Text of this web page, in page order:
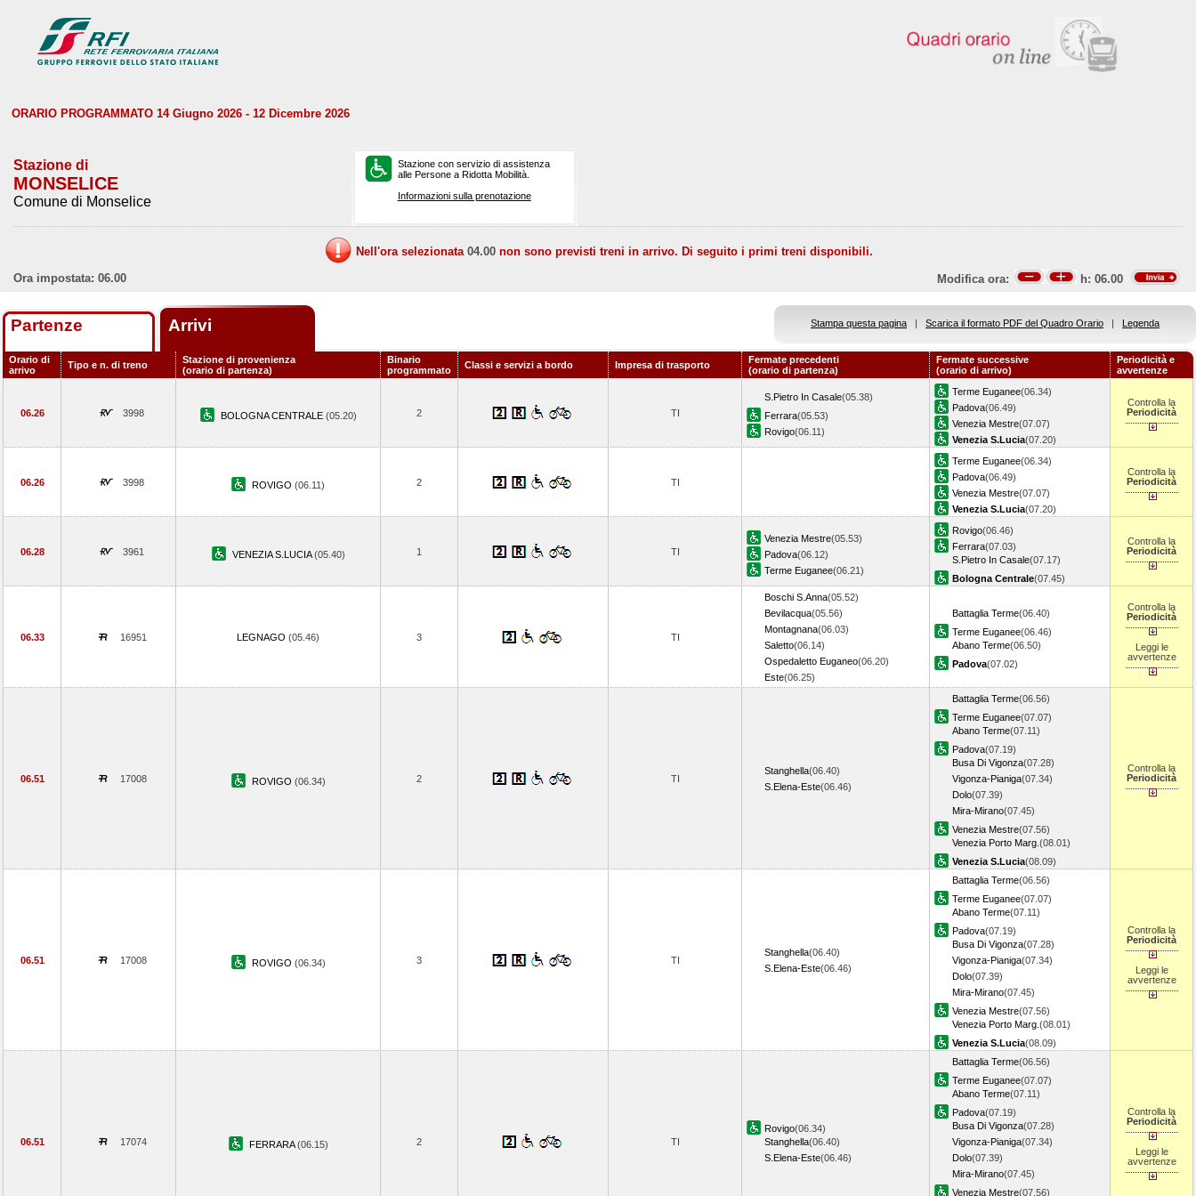
ORARIO PROGRAMMATO 14 Giugno 2026 - 12 Dicembre 2026
Stazione di
MONSELICE
Comune di Monselice
Stazione con servizio di assistenza
alle Persone a Ridotta Mobilità.
Informazioni sulla prenotazione
Nell'ora selezionata 04.00 non sono previsti treni in arrivo. Di seguito i primi treni disponibili.
Ora impostata: 06.00
Modifica ora: h: 06.00
Partenze Arrivi Stampa questa pagina | Scarica il formato PDF del Quadro Orario | Legenda
Orario di
arrivo
Tipo e n. di treno
Stazione di provenienza
(orario di partenza)
Binario
programmato
Classi e servizi a bordo Impresa di trasporto
Fermate precedenti
(orario di partenza)
Fermate successive
(orario di arrivo)
Periodicità e
avvertenze
06.26 3998 BOLOGNA CENTRALE (05.20) 2 TI
S.Pietro In Casale(05.38)
Ferrara(05.53)
Rovigo(06.11)
Terme Euganee(06.34)
Padova(06.49)
Venezia Mestre(07.07)
Venezia S.Lucia(07.20)
Controlla la
Periodicità
06.26 3998 ROVIGO (06.11) 2 TI
Terme Euganee(06.34)
Padova(06.49)
Venezia Mestre(07.07)
Venezia S.Lucia(07.20)
Controlla la
Periodicità
06.28 3961 VENEZIA S.LUCIA(05.40) 1 TI
Venezia Mestre(05.53)
Padova(06.12)
Terme Euganee(06.21)
Rovigo(06.46)
Ferrara(07.03)
S.Pietro In Casale(07.17)
Bologna Centrale(07.45)
Controlla la
Periodicità
06.33 16951 LEGNAGO (05.46) 3 TI
Boschi S.Anna(05.52)
Bevilacqua(05.56)
Montagnana(06.03)
Saletto(06.14)
Ospedaletto Euganeo(06.20)
Este(06.25)
Battaglia Terme(06.40)
Terme Euganee(06.46)
Abano Terme(06.50)
Padova(07.02)
Controlla la
Periodicità
Leggi le
avvertenze
06.51 17008 ROVIGO (06.34) 2 TI
Stanghella(06.40)
S.Elena-Este(06.46)
Battaglia Terme(06.56)
Terme Euganee(07.07)
Abano Terme(07.11)
Padova(07.19)
Busa Di Vigonza(07.28)
Vigonza-Pianiga(07.34)
Dolo(07.39)
Mira-Mirano(07.45)
Venezia Mestre(07.56)
Venezia Porto Marg. (08.01)
Venezia S.Lucia(08.09)
Controlla la
Periodicità
06.51 17008 ROVIGO (06.34) 3 TI
Stanghella(06.40)
S.Elena-Este(06.46)
Battaglia Terme(06.56)
Terme Euganee(07.07)
Abano Terme(07.11)
Padova(07.19)
Busa Di Vigonza(07.28)
Vigonza-Pianiga(07.34)
Dolo(07.39)
Mira-Mirano(07.45)
Venezia Mestre(07.56)
Venezia Porto Marg. (08.01)
Venezia S.Lucia(08.09)
Controlla la
Periodicità
Leggi le
avvertenze
06.51 17074 FERRARA(06.15) 2 TI
Rovigo(06.34)
Stanghella(06.40)
S.Elena-Este(06.46)
Battaglia Terme(06.56)
Terme Euganee(07.07)
Abano Terme(07.11)
Padova(07.19)
Busa Di Vigonza(07.28)
Vigonza-Pianiga(07.34)
Dolo(07.39)
Mira-Mirano(07.45)
Venezia Mestre(07.56)
Controlla la
Periodicità
Leggi le
avvertenze